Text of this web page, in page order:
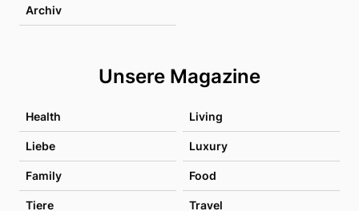
Archiv
Unsere Magazine
Health Living
Liebe Luxury
Family Food
Tiere Travel